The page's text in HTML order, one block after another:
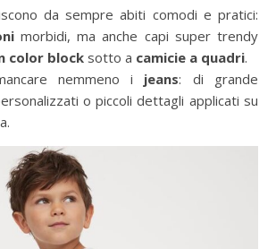
da sempre abiti comodi e pratici:
morbidi, ma anche capi super trendy
color block sotto a camicie a quadri.
nemmeno i jeans: di grande
o piccoli dettagli applicati su